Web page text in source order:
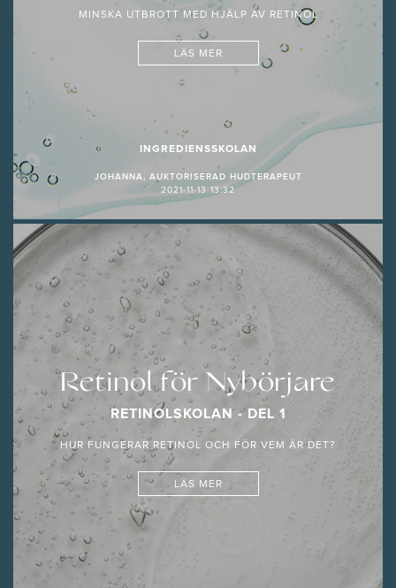
MINSKA UTBROTT MED HJÄLP AV RETINOL
LÄS MER
INGREDIENSSKOLAN
JOHANNA, AUKTORISERAD HUDTERAPEUT
2021-11-13 13:32
Retinol för Nybörjare
RETINOLSKOLAN - DEL 1
HUR FUNGERAR RETINOL OCH FÖR VEM ÄR DET?
LÄS MER